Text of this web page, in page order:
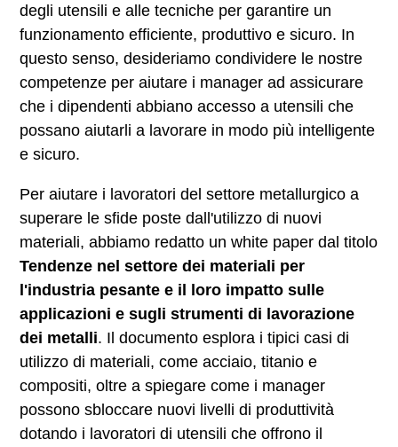
degli utensili e alle tecniche per garantire un
funzionamento efficiente, produttivo e sicuro. In
questo senso, desideriamo condividere le nostre
competenze per aiutare i manager ad assicurare
che i dipendenti abbiano accesso a utensili che
possano aiutarli a lavorare in modo più intelligente
e sicuro.
Per aiutare i lavoratori del settore metallurgico a
superare le sfide poste dall'utilizzo di nuovi
materiali, abbiamo redatto un white paper dal titolo
Tendenze nel settore dei materiali per
l'industria pesante e il loro impatto sulle
applicazioni e sugli strumenti di lavorazione
dei metalli. Il documento esplora i tipici casi di
utilizzo di materiali, come acciaio, titanio e
compositi, oltre a spiegare come i manager
possono sbloccare nuovi livelli di produttività
dotando i lavoratori di utensili che offrono il